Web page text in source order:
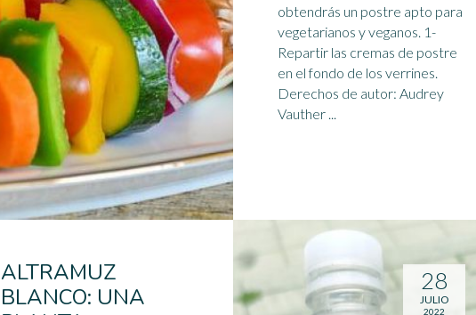
obtendrás un postre apto para
vegetarianos y veganos. 1-
Repartir las cremas de postre
en el fondo de los verrines.
Derechos de autor: Audrey
Vauther ...
ALTRAMUZ
BLANCO: UNA
28
JULIO
2022